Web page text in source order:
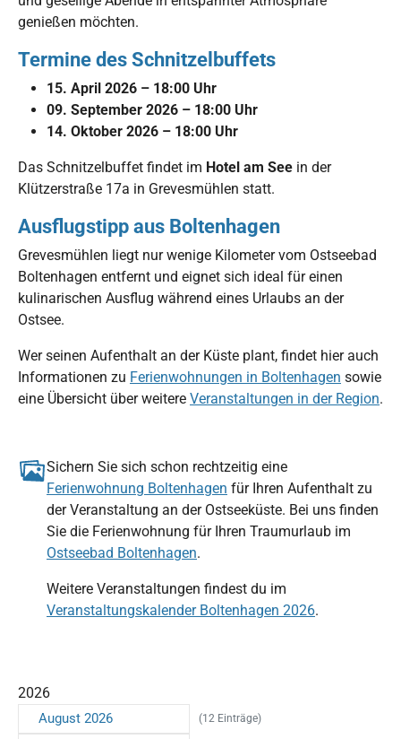
genießen möchten.
Termine des Schnitzelbuffets
15. April 2026 – 18:00 Uhr
09. September 2026 – 18:00 Uhr
14. Oktober 2026 – 18:00 Uhr
Das Schnitzelbuffet findet im Hotel am See in der
Klützerstraße 17a in Grevesmühlen statt.
Ausflugstipp aus Boltenhagen
Grevesmühlen liegt nur wenige Kilometer vom Ostseebad
Boltenhagen entfernt und eignet sich ideal für einen
kulinarischen Ausflug während eines Urlaubs an der
Ostsee.
Wer seinen Aufenthalt an der Küste plant, findet hier auch
Informationen zu Ferienwohnungen in Boltenhagen sowie
eine Übersicht über weitere Veranstaltungen in der Region.
Sichern Sie sich schon rechtzeitig eine
Ferienwohnung Boltenhagen für Ihren Aufenthalt zu
der Veranstaltung an der Ostseeküste. Bei uns finden
Sie die Ferienwohnung für Ihren Traumurlaub im
Ostseebad Boltenhagen.
Weitere Veranstaltungen findest du im
Veranstaltungskalender Boltenhagen 2026.
2026
August 2026 (12 Einträge)